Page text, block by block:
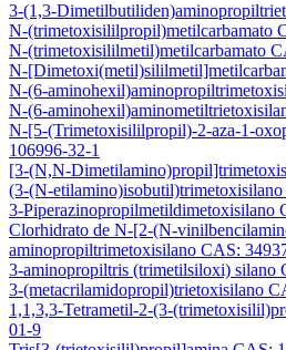
3-(1,3-
N-(trimetoxisililpropil)metilcarbamato
N-(trimetoxisililmetil)metilcarbamato
N-
N-(6-
N-(6-
N-[5-(Trimetoxisililpropil)-2-aza-1-
106996-32-1
[3-(N,N-
(3-(N-
3-Piperazinopropilmetildimetoxisilano
Clorhidrato de N-[2-(N-
aminopropiltrimetoxisilano CAS:
3-aminopropiltris (trimetilsiloxi) silano
3-(metacrilamidopropil)trietoxisilano
1,1,3,3-Tetrametil-2-(3-
01-9